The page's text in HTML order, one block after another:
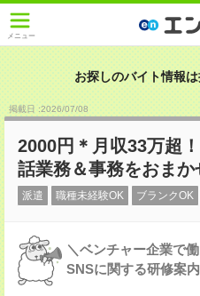
メニュー
お探しのバイト情報
掲載日 :2026/07/08
2000円＊月収33万超
話業務＆事務をおまか
派遣 職種未経験OK ブランクOK
＼ベンチャー企業で
SNSに関する研修案内